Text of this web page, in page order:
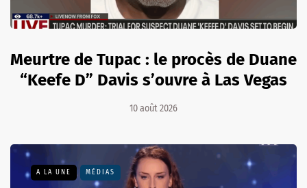
Meurtre de Tupac : le procès de Duane
“Keefe D” Davis s’ouvre à Las Vegas
10 août 2026
A LA UNE MÉDIAS